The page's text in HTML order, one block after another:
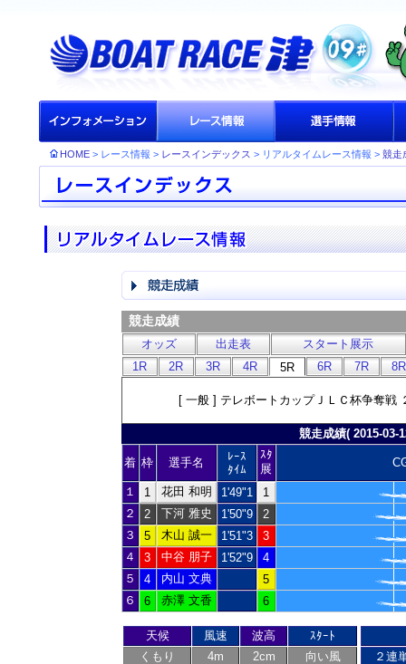
HOME > レース情報 > レースインデックス > リアルタイムレース情報 > 競走
競走成績
オッズ 出走表
スタート展示
1R
2R 3R 4R 5R 6R 7R 8R
[ 一般 ] テレボートカップＪＬＣ杯
競走成績( 2015-03-
着 枠 選手名
ﾚｰｽ
ﾀｲﾑ
ｽﾀ
展
１ 1 花田 和明 1'49"1
1
２
2 下河 雅史 1'50"9
2
３
5 木山 誠一 1'51"3
3
４
3 中谷 朋子 1'52"9
4
５
4 内山 文典
5
６
6 赤澤 文香 6
天候 風速 波高
ｽﾀｰﾄ
くもり
4m 2cm 向い風
２連